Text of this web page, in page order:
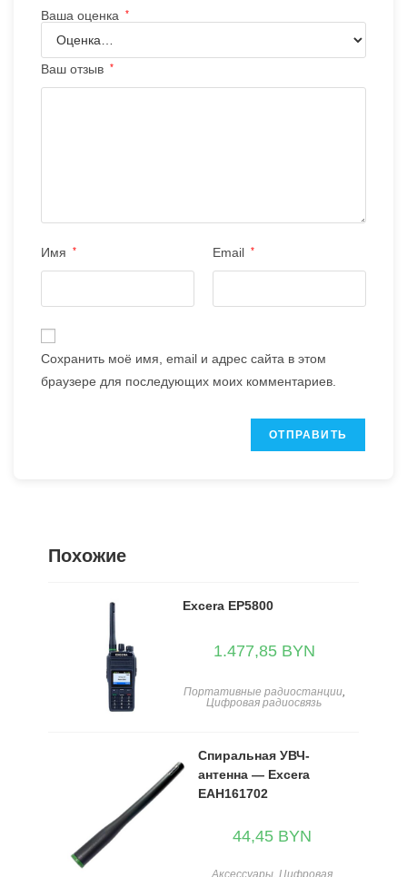
Ваша оценка *
Ваш отзыв *
Имя * Email *
Сохранить моё имя, email и адрес сайта в этом
браузере для последующих моих комментариев.
Похожие
Портативные радиостанции,
Цифровая радиосвязь
Excera EP5800
1.477,85 BYN
Аксессуары, Цифровая
Спиральная УВЧ-
антенна — Excera
EAH161702
44,45 BYN